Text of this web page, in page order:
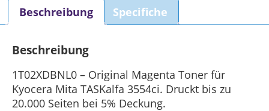
1T02XDBNL0
Original
Beschreibung Specifiche
Beschreibung
1T02XDBNL0 – Original Magenta Toner für
Kyocera Mita TASKalfa 3554ci. Druckt bis zu
20.000 Seiten bei 5% Deckung.